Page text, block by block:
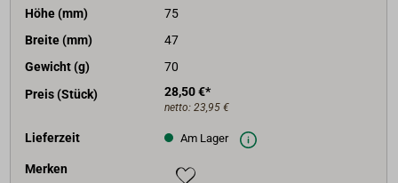
Höhe (mm)
75
Breite (mm)
47
Gewicht (g)
70
Preis (Stück)
28,50 €*
netto: 23,95 €
Lieferzeit Am Lager
Merken